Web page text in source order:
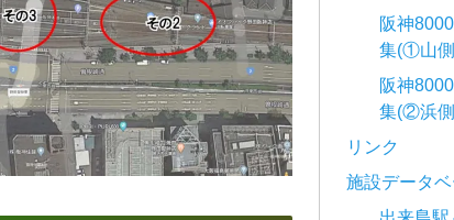
阪神
集(①山
阪神
集(②浜
リンク
施設データベ